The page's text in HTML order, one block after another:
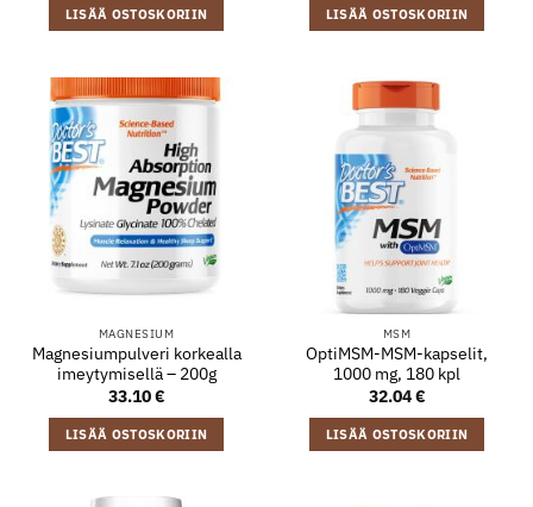
LISÄÄ OSTOSKORIIN LISÄÄ OSTOSKORIIN
MAGNESIUM
Magnesiumpulveri korkealla
imeytymisellä – 200g
33.10€
LISÄÄ OSTOSKORIIN
MSM
OptiMSM-MSM-kapselit,
1000 mg, 180 kpl
32.04€
LISÄÄ OSTOSKORIIN